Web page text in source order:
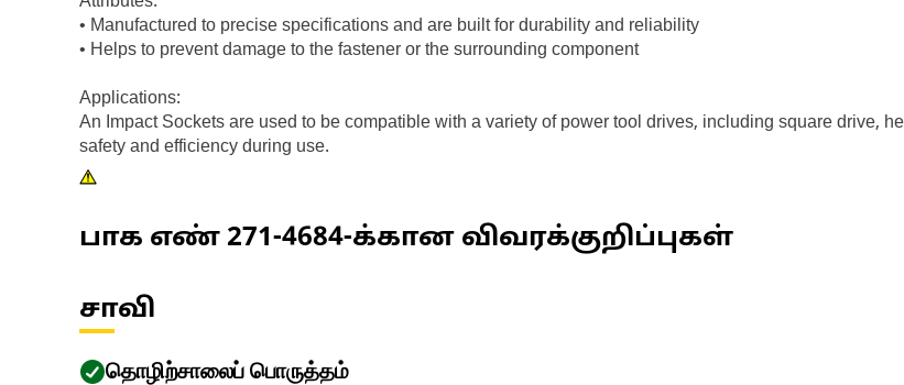
• Manufactured to precise specifications and are built for durability and reliability
• Helps to prevent damage to the fastener or the surrounding component
Applications:
An Impact Sockets are used to be compatible with a variety of power tool drives, including square drive,
safety and efficiency during use.
பாக எண் 271-4684-க்கான விவரக்குறிப்புகள்
சாவி
தொழிற்சாலைப் பொருத்தம்